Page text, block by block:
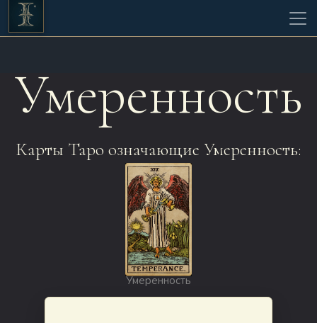
Умеренность
Карты Таро означающие Умеренность:
Умеренность